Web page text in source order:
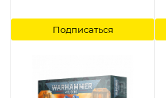
Подписаться